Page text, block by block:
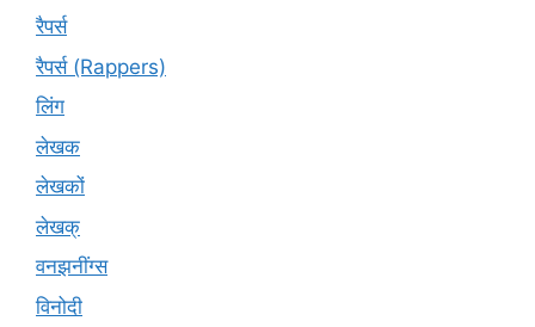
रैपर्स
रैपर्स (Rappers)
लिंग
लेखक
लेखकों
लेखक्
वनझनींग्स
विनोदी